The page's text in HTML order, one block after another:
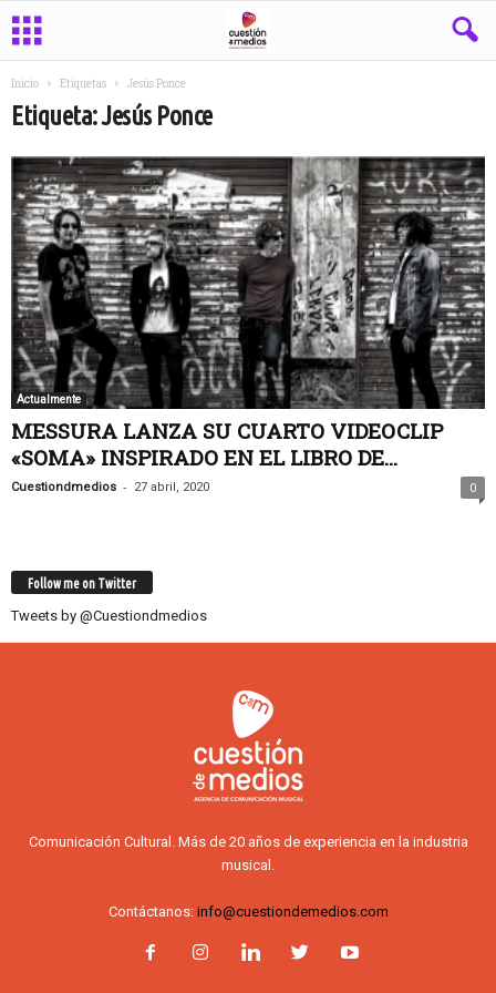
Inicio Etiquetas Jesús Ponce
Etiqueta: Jesús Ponce
Actualmente
MESSURA LANZA SU CUARTO VIDEOCLIP
«SOMA» INSPIRADO EN EL LIBRO DE...
Cuestiondmedios - 27 abril, 2020 0
Follow me on Twitter
Tweets by @Cuestiondmedios
Comunicación Cultural. Más de 20 años de experiencia en la industria
musical.
Contáctanos: info@cuestiondemedios.com